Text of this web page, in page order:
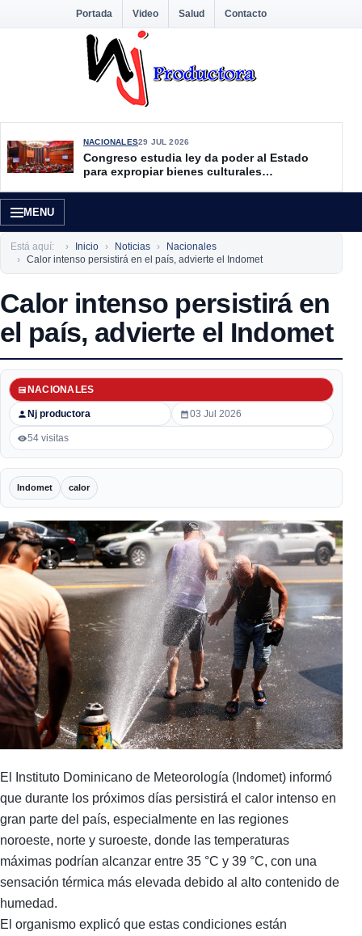
Portada Video Salud Contacto
NACIONALES29 JUL 2026
Congreso estudia ley da poder al Estado
para expropiar bienes culturales
MENU
Está aquí: Inicio Noticias
Nacionales
Calor intenso persistirá en el país, advierte el Indomet
Calor intenso persistirá en
el país, advierte el Indomet
Nj productora
NACIONALES
03 Jul 2026
54 visitas
Indomet calor
El Instituto Dominicano de Meteorología (Indomet) informó
que durante los próximos días persistirá el calor intenso en
gran parte del país, especialmente en las regiones
noroeste, norte y suroeste, donde las temperaturas
máximas podrían alcanzar entre 35 °C y 39 °C, con una
sensación térmica más elevada debido al alto contenido de
humedad.
El organismo explicó que estas condiciones están